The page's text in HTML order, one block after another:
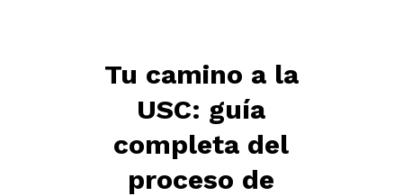
Tu camino a la
USC: guía
completa del
proceso de